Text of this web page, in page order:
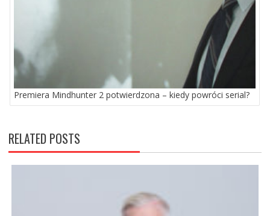
Premiera Mindhunter 2 potwierdzona – kiedy powróci serial?
RELATED POSTS